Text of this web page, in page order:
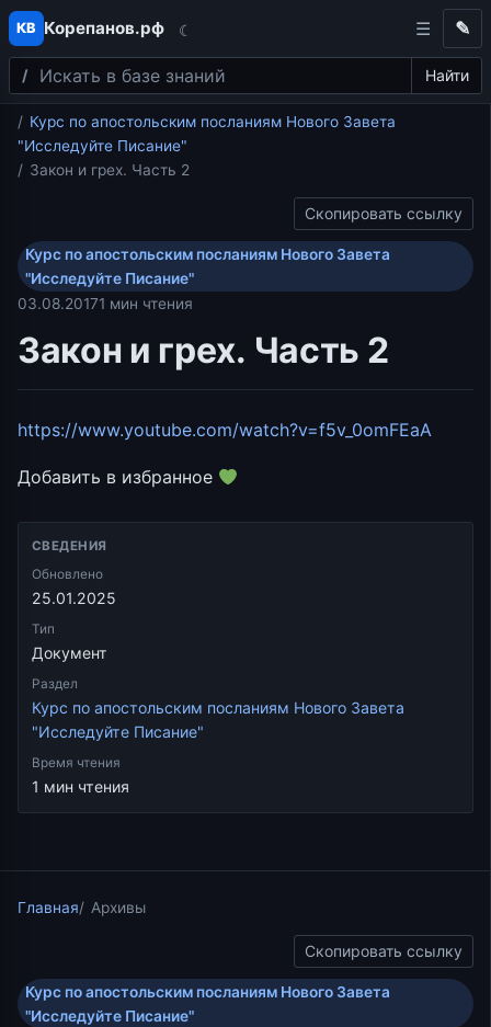
Перейти к содержимому
КВ Корепанов.рф ☾
Поиск Найти
✎
Главная
Курс по апостольским посланиям Нового Завета
"Исследуйте Писание"
Закон и грех. Часть 2
Скопировать ссылку
Курс по апостольским посланиям Нового Завета
"Исследуйте Писание"
03.08.20171 мин чтения
Закон и грех. Часть 2
https://www.youtube.com/watch?v=f5v_0omFEaA
Добавить в избранное
СВЕДЕНИЯ
Обновлено
25.01.2025
Тип
Документ
Раздел
Курс по апостольским посланиям Нового Завета
"Исследуйте Писание"
Время чтения
1 мин чтения
Главная Архивы
Скопировать ссылку
Курс по апостольским посланиям Нового Завета
"Исследуйте Писание"